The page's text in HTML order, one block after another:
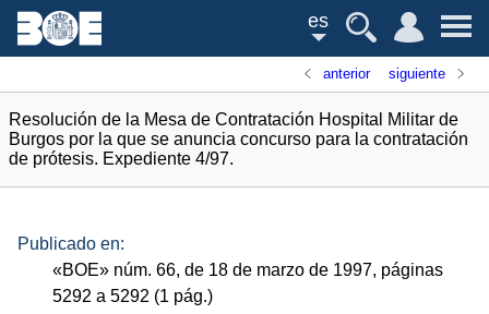
es
anterior siguiente
Resolución de la Mesa de Contratación Hospital Militar de
Burgos por la que se anuncia concurso para la contratación
de prótesis. Expediente 4/97.
Publicado en:
«BOE» núm. 66, de 18 de marzo de 1997, páginas
5292 a 5292 (1 pág.)